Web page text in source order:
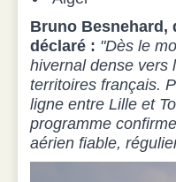
Bruno Besnehard,
déclaré : "Dès le
hivernal dense vers
territoires français.
ligne entre Lille et
programme
aérien fiable,